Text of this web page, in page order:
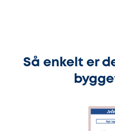
Så enkelt er